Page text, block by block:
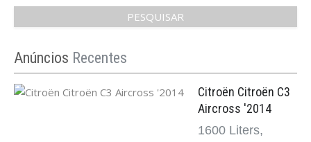
Mercedes-Benz é sinônimo de luxo, tradição e
século de história, a marca al ...
Anúncios Recentes
Citroën Citroën C3
Aircross '2014
1600 Liters,